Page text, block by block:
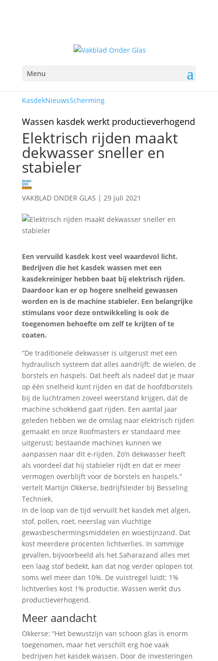
Menu
KasdekNieuwsScherming
Wassen kasdek werkt productieverhogend
Elektrisch rijden maakt
dekwasser sneller en
stabieler
VAKBLAD ONDER GLAS | 29 juli 2021
Een vervuild kasdek kost veel waardevol licht.
Bedrijven die het kasdek wassen met een
kasdekreiniger hebben baat bij elektrisch rijden.
Daardoor kan er op hogere snelheid gewassen
worden en is de machine stabieler. Een belangrijke
stimulans voor deze ontwikkeling is ook de
toegenomen behoefte om zelf te krijten of te
coaten.
“De traditionele dekwasser is uitgerust met een
hydraulisch systeem dat alles aandrijft: de wielen, de
borstels en haspels. Dat heeft als nadeel dat je maar
op één snelheid kunt rijden en dat de hoofdborstels
bij de luchtramen zoveel weerstand krijgen, dat de
machine schokkend gaat rijden. Een aantal jaar
geleden hebben we de omslag naar elektrisch rijden
gemaakt en onze Roofmasters er standaard mee
uitgerust; bestaande machines kunnen we
aanpassen naar dit e-rijden. Zo’n dekwasser heeft
als voordeel dat hij stabieler rijdt en dat er meer
vermogen overblijft voor de borstels en haspels.”
vertelt Martijn Okkerse, bedrijfsleider bij Besseling
Techniek.
In de loop van de tijd vervuilt het kasdek met algen,
stof, pollen, roet, neerslag van vluchtige
gewasbeschermingsmiddelen en woestijnzand. Dat
kost meerdere procenten lichtverlies. In sommige
gevallen, bijvoorbeeld als het Saharazand alles met
een laag stof bedekt, kan dat nog verder oplopen tot
soms wel meer dan 10%. De vuistregel luidt: 1%
lichtverlies kost 1% productie. Wassen werkt dus
productieverhogend.
Meer aandacht
Okkerse: “Het bewustzijn van schoon glas is enorm
toegenomen, maar het verschilt erg hoe vaak
bedrijven het kasdek wassen. Door de investeringen